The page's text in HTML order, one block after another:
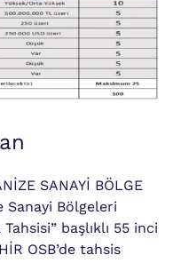
SANAYİ BÖLGE
Sanayi Bölgeleri
başlıklı 55 inci
OSB’de tahsis